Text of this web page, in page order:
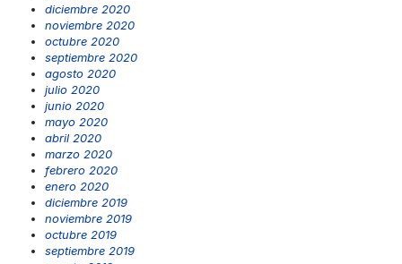
diciembre 2020
noviembre 2020
octubre 2020
septiembre 2020
agosto 2020
julio 2020
junio 2020
mayo 2020
abril 2020
marzo 2020
febrero 2020
enero 2020
diciembre 2019
noviembre 2019
octubre 2019
septiembre 2019